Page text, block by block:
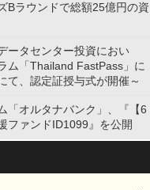
Bラウンドで総額25億円の資
ータセンター投資におい
ム「Thailand FastPass」に
て、認定証授与式が開催～
「オルタナバンク」、『【6
ファンドID1099』を公開